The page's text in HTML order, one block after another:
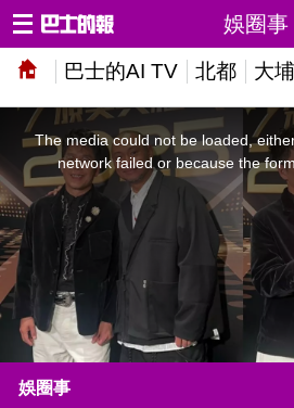
巴士的AI TV 北都 大
娛圈事
This
modal
window.
The media could not be loaded,
network failed or because the
娛圈事